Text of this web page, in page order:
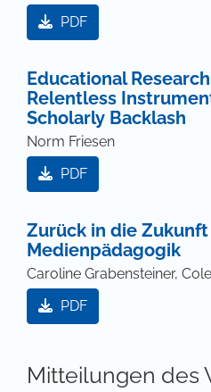
PDF
Educational
Relentless
Scholarly Backlash
Norm Friesen
PDF
Zurück in die
Medienpädagogik
Caroline Grabensteiner,
PDF
Mitteilungen des